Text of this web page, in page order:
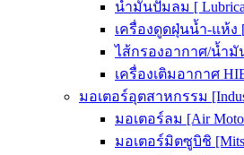
น้ำมันปั๊มลม [
เครื่องดูดฝุ่นน้ำ-แห้ง
ไส้กรองอากาศ/น้ำมั
เครื่องเติมอากาศ
มอเตอร์อุตสาหกรรม
มอเตอร์ลม [Air
มอเตอร์มิตซูบิชิ